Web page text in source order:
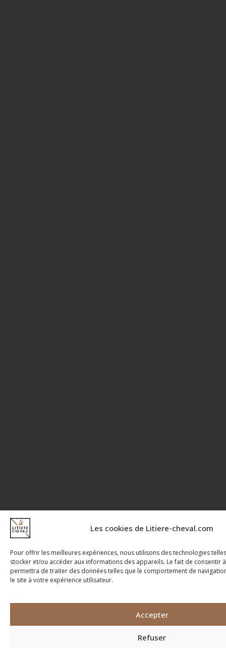
Les cookies de Litiere-cheval.com
Pour offrir les meilleures expériences, nous utilisons des technologies
stocker et/ou accéder aux informations des appareils. Le fait de consentir
permettra de traiter des données telles que le comportement de
le site à votre expérience utilisateur.
Accepter
Refuser